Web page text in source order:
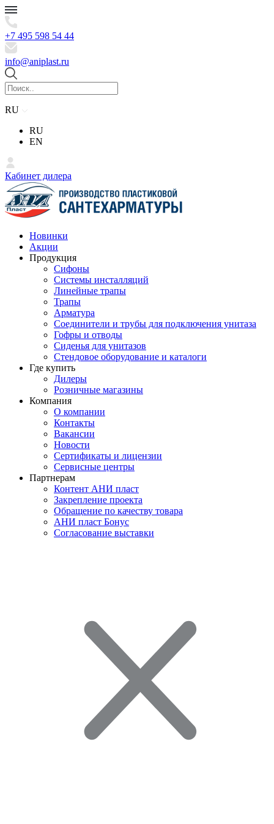
+7 495 598 54 44
info@aniplast.ru
RU
RU
EN
Кабинет дилера
Новинки
Акции
Продукция
Сифоны
Системы инсталляций
Линейные трапы
Трапы
Арматура
Соединители и трубы для подключения унитаза
Гофры и отводы
Сиденья для унитазов
Стендовое оборудование и каталоги
Где купить
Дилеры
Розничные магазины
Компания
О компании
Контакты
Вакансии
Новости
Сертификаты и лицензии
Сервисные центры
Партнерам
Контент АНИ пласт
Закрепление проекта
Обращение по качеству товара
АНИ пласт Бонус
Согласование выставки